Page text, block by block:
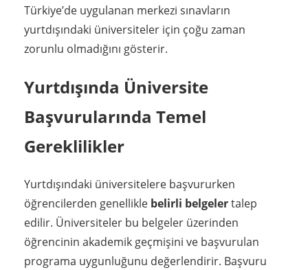
Türkiye’de uygulanan merkezi sınavların
yurtdışındaki üniversiteler için çoğu zaman
zorunlu olmadığını gösterir.
Yurtdışında Üniversite
Başvurularında Temel
Gereklilikler
Yurtdışındaki üniversitelere başvururken
öğrencilerden genellikle belirli belgelertalep
edilir. Üniversiteler bu belgeler üzerinden
öğrencinin akademik geçmişini ve başvurulan
programa uygunluğunu değerlendirir. Başvuru